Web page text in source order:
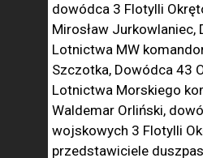
dowódca 3 Flotylli
Mirosław Jurkowlaniec,
Lotnictwa MW
Szczotka, Dowódca 43
Lotnictwa Morskiego
Waldemar Orliński,
wojskowych 3 Flotylli
przedstawiciele